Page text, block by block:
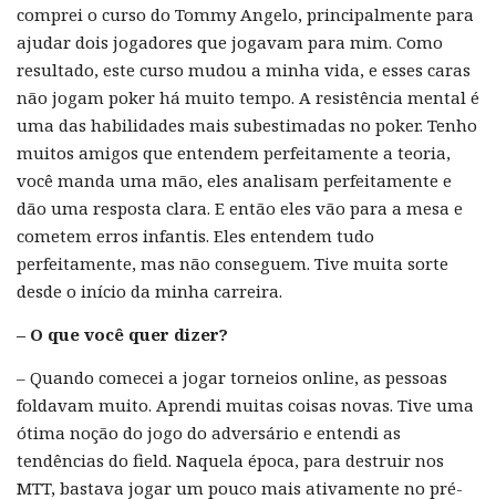
comprei o curso do Tommy Angelo, principalmente para
ajudar dois jogadores que jogavam para mim. Como
resultado, este curso mudou a minha vida, e esses caras
não jogam poker há muito tempo. A resistência mental é
uma das habilidades mais subestimadas no poker. Tenho
muitos amigos que entendem perfeitamente a teoria,
você manda uma mão, eles analisam perfeitamente e
dão uma resposta clara. E então eles vão para a mesa e
cometem erros infantis. Eles entendem tudo
perfeitamente, mas não conseguem. Tive muita sorte
desde o início da minha carreira.
– O que você quer dizer?
– Quando comecei a jogar torneios online, as pessoas
foldavam muito. Aprendi muitas coisas novas. Tive uma
ótima noção do jogo do adversário e entendi as
tendências do field. Naquela época, para destruir nos
MTT, bastava jogar um pouco mais ativamente no pré-